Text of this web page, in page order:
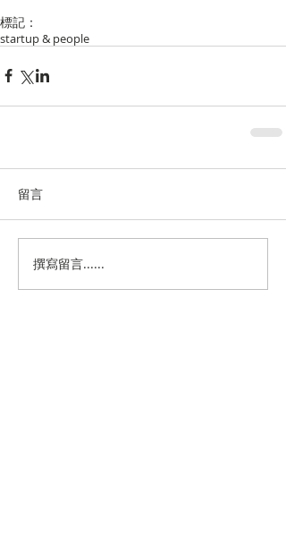
標記：
startup & people
留言
撰寫留言......